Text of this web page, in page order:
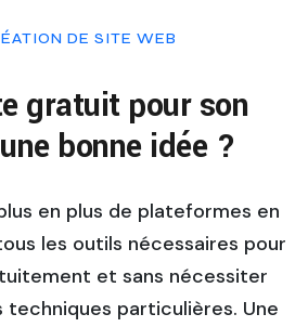
DE SITE WEB
gratuit pour son
bonne idée ?
en plus de plateformes en
les outils nécessaires pour
et sans nécessiter
particulières. Une